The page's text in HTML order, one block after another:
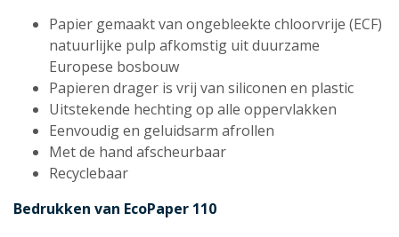
Papier gemaakt van ongebleekte chloorvrije (ECF)
natuurlijke pulp afkomstig uit duurzame
Europese bosbouw
Papieren drager is vrij van siliconen en plastic
Uitstekende hechting op alle oppervlakken
Eenvoudig en geluidsarm afrollen
Met de hand afscheurbaar
Recyclebaar
Bedrukken van EcoPaper 110